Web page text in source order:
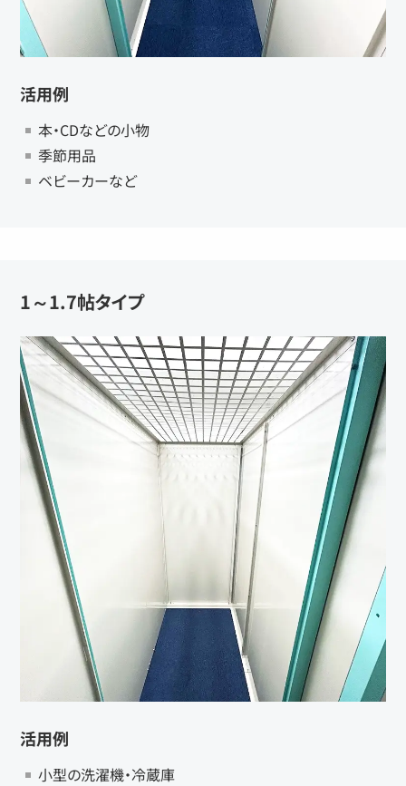
活用例
本・CDなどの小物
季節用品
ベビーカーなど
1～1.7帖タイプ
活用例
小型の洗濯機・冷蔵庫